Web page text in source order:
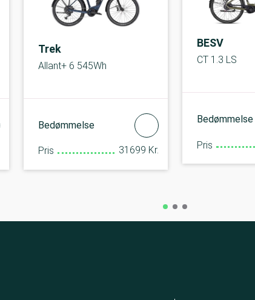
Trek
Allant+ 6 545Wh
Bedømmelse
Pris 31699 Kr.
BESV
CT 1.3 LS
Bedømmelse
Pris